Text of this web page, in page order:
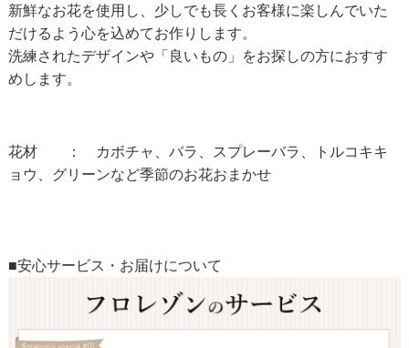
新鮮なお花を使用し、少しでも長くお客様に楽しんでいた
だけるよう心を込めてお作りします。
洗練されたデザインや「良いもの」をお探しの方におすす
めします。
花材 ： カボチャ、バラ、スプレーバラ、トルコキキ
ョウ、グリーンなど季節のお花おまかせ
■安心サービス・お届けについて